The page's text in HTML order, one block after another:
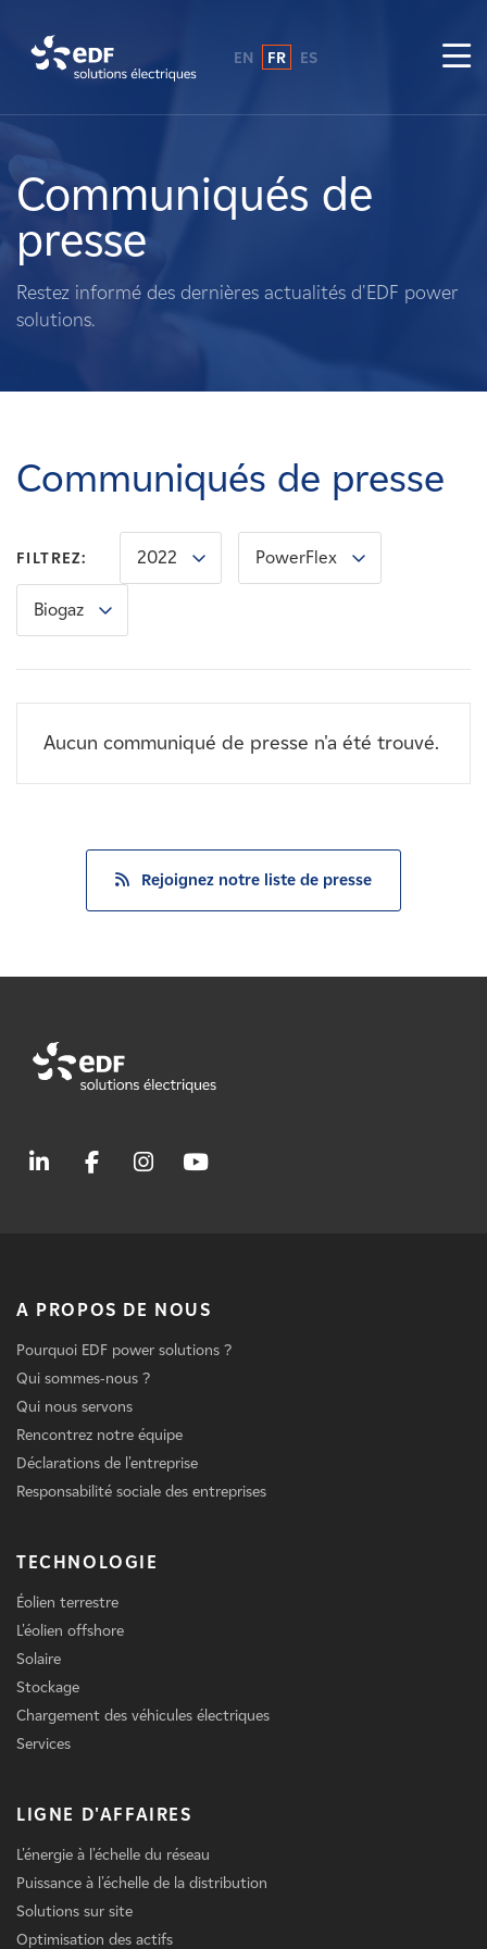
A propos de nous
Ce que nous faisons
Propriétaires fonciers
Carrières
Nouvelles
Contactez-nous
EN FR ES
Communiqués de
presse
Restez informé des dernières actualités d'EDF power
solutions.
Communiqués de presse
FILTREZ: 2022 PowerFlex
Biogaz
Aucun communiqué de presse n'a été trouvé.
Rejoignez notre liste de presse
A PROPOS DE NOUS
Pourquoi EDF power solutions ?
Qui sommes-nous ?
Qui nous servons
Rencontrez notre équipe
Déclarations de l'entreprise
Responsabilité sociale des entreprises
TECHNOLOGIE
Éolien terrestre
L'éolien offshore
Solaire
Stockage
Chargement des véhicules électriques
Services
LIGNE D'AFFAIRES
L'énergie à l'échelle du réseau
Puissance à l'échelle de la distribution
Solutions sur site
Optimisation des actifs